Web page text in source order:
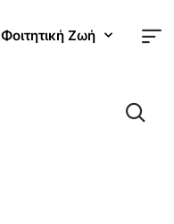
Φοιτητική Ζωή